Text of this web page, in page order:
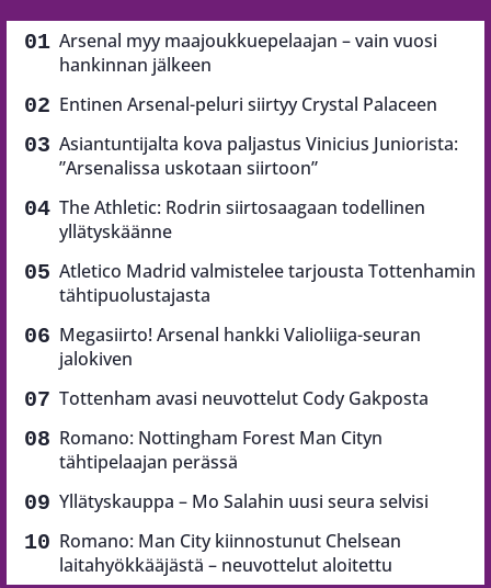
Arsenal myy maajoukkuepelaajan – vain vuosi
hankinnan jälkeen
Entinen Arsenal-peluri siirtyy Crystal Palaceen
Asiantuntijalta kova paljastus Vinicius Juniorista:
”Arsenalissa uskotaan siirtoon”
The Athletic: Rodrin siirtosaagaan todellinen
yllätyskäänne
Atletico Madrid valmistelee tarjousta Tottenhamin
tähtipuolustajasta
Megasiirto! Arsenal hankki Valioliiga-seuran
jalokiven
Tottenham avasi neuvottelut Cody Gakposta
Romano: Nottingham Forest Man Cityn
tähtipelaajan perässä
Yllätyskauppa – Mo Salahin uusi seura selvisi
Romano: Man City kiinnostunut Chelsean
laitahyökkääjästä – neuvottelut aloitettu